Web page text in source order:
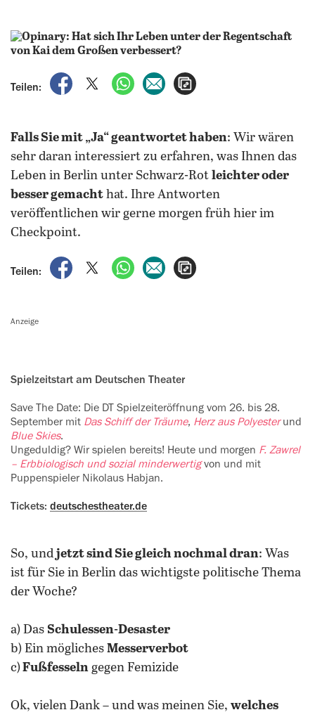
Teilen:
auf Facebook teilen
auf X teilenper WhatsApp teilen
per E-Mail teilen
Falls Sie mit „Ja“ geantwortet haben: Wir wären
sehr daran interessiert zu erfahren, was Ihnen das
Leben in Berlin unter Schwarz-Rot leichter oder
besser gemacht hat. Ihre Antworten
veröffentlichen wir gerne morgen früh hier im
Checkpoint.
Teilen:
auf Facebook teilen
auf X teilenper WhatsApp teilen
per E-Mail teilen
Anzeige
Spielzeitstart am Deutschen Theater
Save The Date: Die DT Spielzeiteröffnung vom 26. bis 28.
September mit Das Schiff der Träume, Herz aus ‍Polyesterund
Blue Skies.
Ungeduldig? Wir spielen bereits! Heute und morgen F. Zawrel
– Erbbiologisch und sozial minderwertigvon und mit
‍Puppenspieler Nikolaus Habjan.
Tickets: deutschestheater.de
So, undjetzt sind Sie gleich nochmal dran: Was
ist für Sie in Berlin das wichtigste politische Thema
der Woche?
a) Das Schulessen-Desaster
b) Ein mögliches Messerverbot
c)Fußfesseln gegen Femizide
Ok, vielen Dank – und was meinen Sie, welches